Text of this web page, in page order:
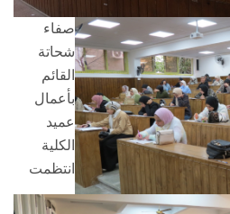
صفاء
شحاتة
القائم
بأعمال
عميد
الكلية
انتظمت